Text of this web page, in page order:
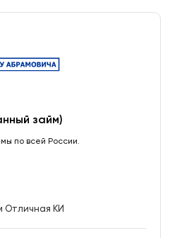
займ)
по всей России.
Отличная КИ